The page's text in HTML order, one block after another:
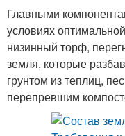
Главными
условиях
низинный торф,
земля, которые
грунтом из теплиц,
перепревшим